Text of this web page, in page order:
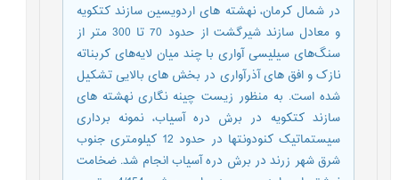
در شمال کرمان، نهشته های اردویسین سازند کتکویه
و معادل سازند شیرگشت از حدود 70 تا 300 متر از
سنگ‌های سیلیسی آواری با چند میان لایه‌های کربناته
نازک و افق های آذرآواری در بخش های بالایی تشکیل
شده است. به منظور زیست چینه نگاری نهشته های
سازند کتکویه در برش دره آسیاب، نمونه برداری
سیستماتیک کنودونت­ها در حدود 12 کیلومتری جنوب
شرق شهر زرند در برش دره آسیاب انجام شد. ضخامت